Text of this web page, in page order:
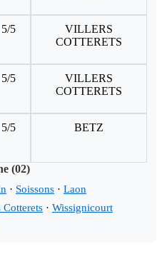
5/5
VILLERS
COTTERETS
5/5
VILLERS
COTTERETS
5/5 BETZ
(02)
· Soissons · Laon
· Wissignicourt